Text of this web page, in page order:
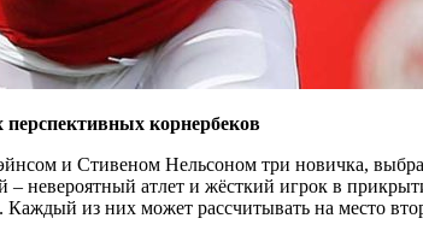
корнербеков
и Стивеном Нельсоном три новичка,
невероятный атлет и жёсткий игрок в
из них может рассчитывать на место